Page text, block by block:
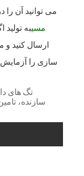
می توانید آن را
مسیبه
سازی را آزمایش
تگ های
سازنده،